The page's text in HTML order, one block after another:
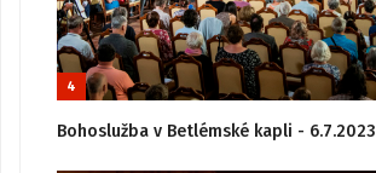
4
Bohoslužba v Betlémské kapli - 6.7.2023